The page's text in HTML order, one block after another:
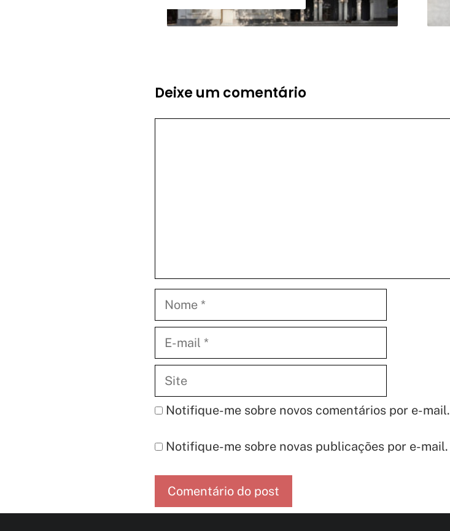
Deixe um comentário
mail
Notifique-me sobre novos comentários por e-mail.
Notifique-me sobre novas publicações por e-mail.